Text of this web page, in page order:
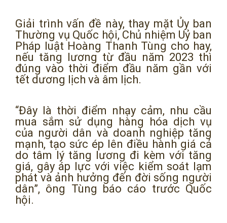
Giải trình vấn đề này, thay mặt Ủy ban
Thường vụ Quốc hội, Chủ nhiệm Uỷ ban
Pháp luật Hoàng Thanh Tùng cho hay,
nếu tăng lương từ đầu năm 2023 thì
đúng vào thời điểm đầu năm gần với
tết dương lịch và âm lịch.
“Đây là thời điểm nhạy cảm, nhu cầu
mua sắm sử dụng hàng hóa dịch vụ
của người dân và doanh nghiệp tăng
mạnh, tạo sức ép lên điều hành giá cả
do tâm lý tăng lương đi kèm với tăng
giá, gây áp lực với việc kiểm soát lạm
phát và ảnh hưởng đến đời sống người
dân”, ông Tùng báo cáo trước Quốc
hội.